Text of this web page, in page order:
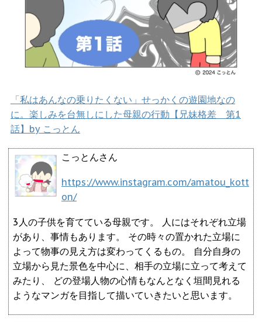
「私はあんなの乗りたくない」せっかくの遊園地なの
に。楽しみを台無しにした母親の行動【兄妹格差 第1
話】by こっとん
こっとんさん
https://www.instagram.com/amatou_kott
on/
3人の子供を育てている母親です。 人にはそれぞれ立場
があり、事情もあります。 その時々の置かれた立場に
よって物事の見え方は変わってくるもの。 自分自身の
立場から見た景色を中心に、相手の立場に立って考えて
みたり、 どの登場人物の心情もなんとなく垣間見れる
ようなマンガを目指して描いていきたいと思います。